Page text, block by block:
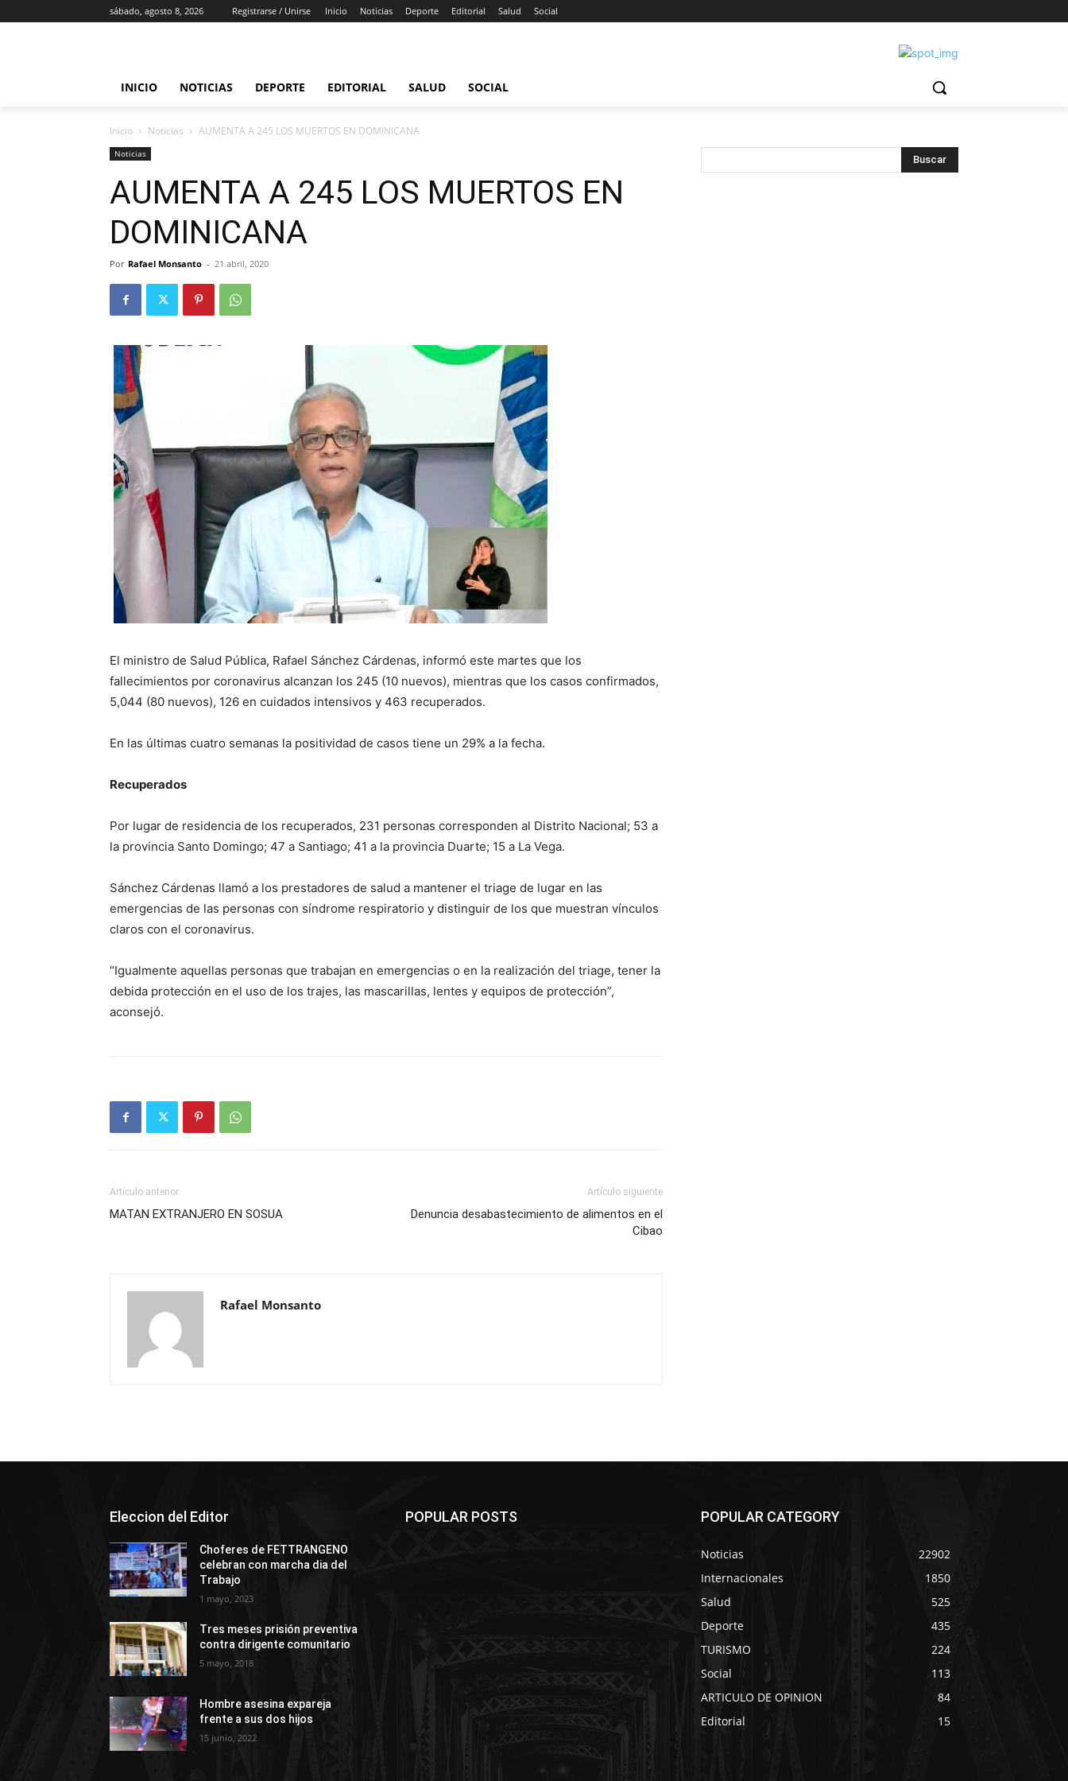
sábado, agosto 8, 2026 Registrarse / Unirse Inicio Noticias Deporte Editorial Salud Social
INICIO NOTICIAS DEPORTE EDITORIAL SALUD SOCIAL
Inicio Noticias AUMENTA A 245 LOS MUERTOS EN DOMINICANA
Noticias
AUMENTA A 245 LOS MUERTOS EN
DOMINICANA
Por Rafael Monsanto - 21 abril, 2020
El ministro de Salud Pública, Rafael Sánchez Cárdenas, informó este martes que los
fallecimientos por coronavirus alcanzan los 245 (10 nuevos), mientras que los casos confirmados,
5,044 (80 nuevos), 126 en cuidados intensivos y 463 recuperados.
En las últimas cuatro semanas la positividad de casos tiene un 29% a la fecha.
Recuperados
Por lugar de residencia de los recuperados, 231 personas corresponden al Distrito Nacional; 53 a
la provincia Santo Domingo; 47 a Santiago; 41 a la provincia Duarte; 15 a La Vega.
Sánchez Cárdenas llamó a los prestadores de salud a mantener el triage de lugar en las
emergencias de las personas con síndrome respiratorio y distinguir de los que muestran vínculos
claros con el coronavirus.
“Igualmente aquellas personas que trabajan en emergencias o en la realización del triage, tener la
debida protección en el uso de los trajes, las mascarillas, lentes y equipos de protección”,
aconsejó.
Artículo anterior
MATAN EXTRANJERO EN SOSUA
Artículo siguiente
Denuncia desabastecimiento de alimentos en el
Cibao
Rafael Monsanto
Eleccion del Editor
Choferes de FETTRANGENO
celebran con marcha dia del
Trabajo
1 mayo, 2023
Tres meses prisión preventiva
contra dirigente comunitario
5 mayo, 2018
Hombre asesina expareja
frente a sus dos hijos
15 junio, 2022
POPULAR POSTS POPULAR CATEGORY
Noticias
22902
Internacionales
1850
Salud
525
Deporte
435
TURISMO
224
Social
113
ARTICULO DE OPINION
84
Editorial
15